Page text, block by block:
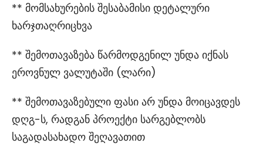
** მომსახურების შესაბამისი დეტალური
ხარჯთაღრიცხვა
** შემოთავაზება წარმოდგენილ უნდა იქნას
ეროვნულ ვალუტაში (ლარი)
** შემოთავაზებული ფასი არ უნდა მოიცავდეს
დღგ-ს, რადგან პროექტი სარგებლობს
საგადასახადო შეღავათით